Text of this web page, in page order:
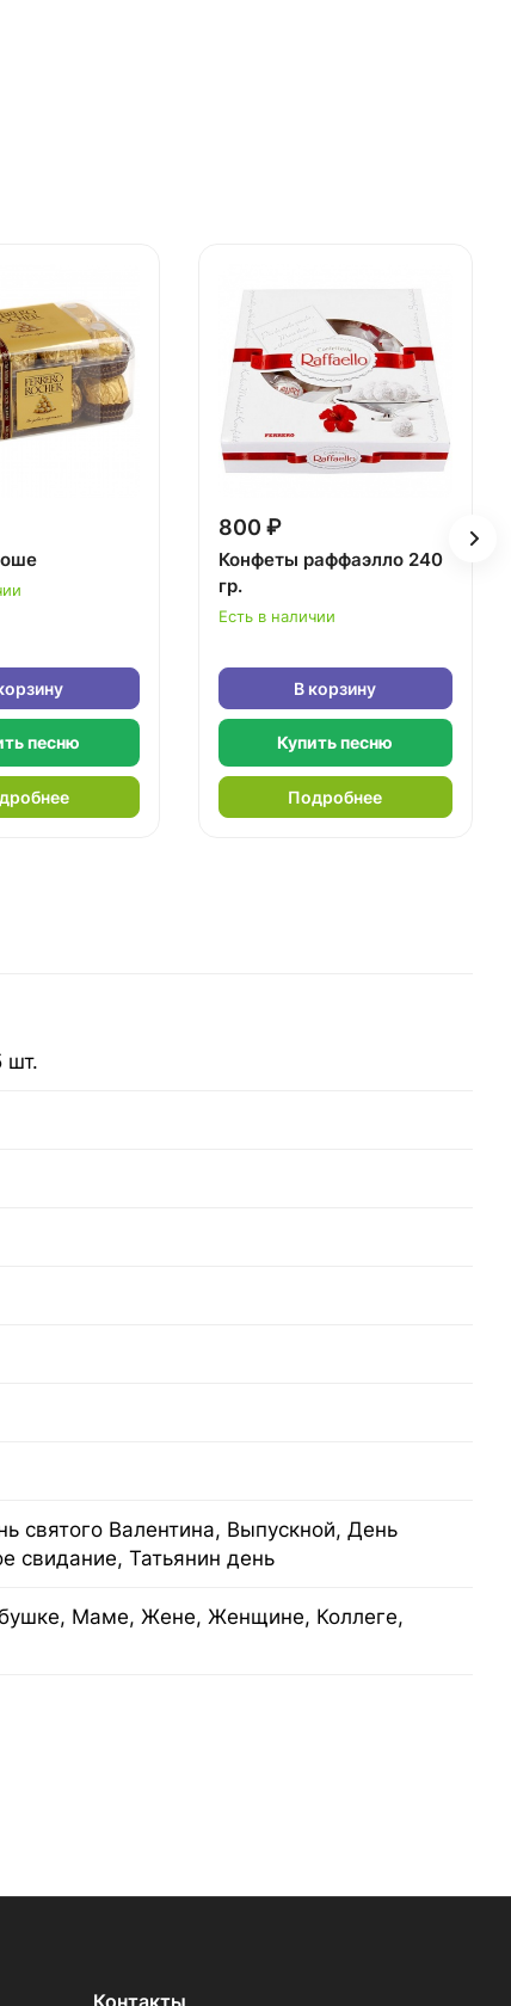
песню
800 ₽
Конфеты раффаэлло 240
гр.
Есть в наличии
В корзину
Купить песню
Подробнее
шт.
святого Валентина, Выпускной, День
свидание, Татьянин день
Маме, Жене, Женщине, Коллеге,
Контакты